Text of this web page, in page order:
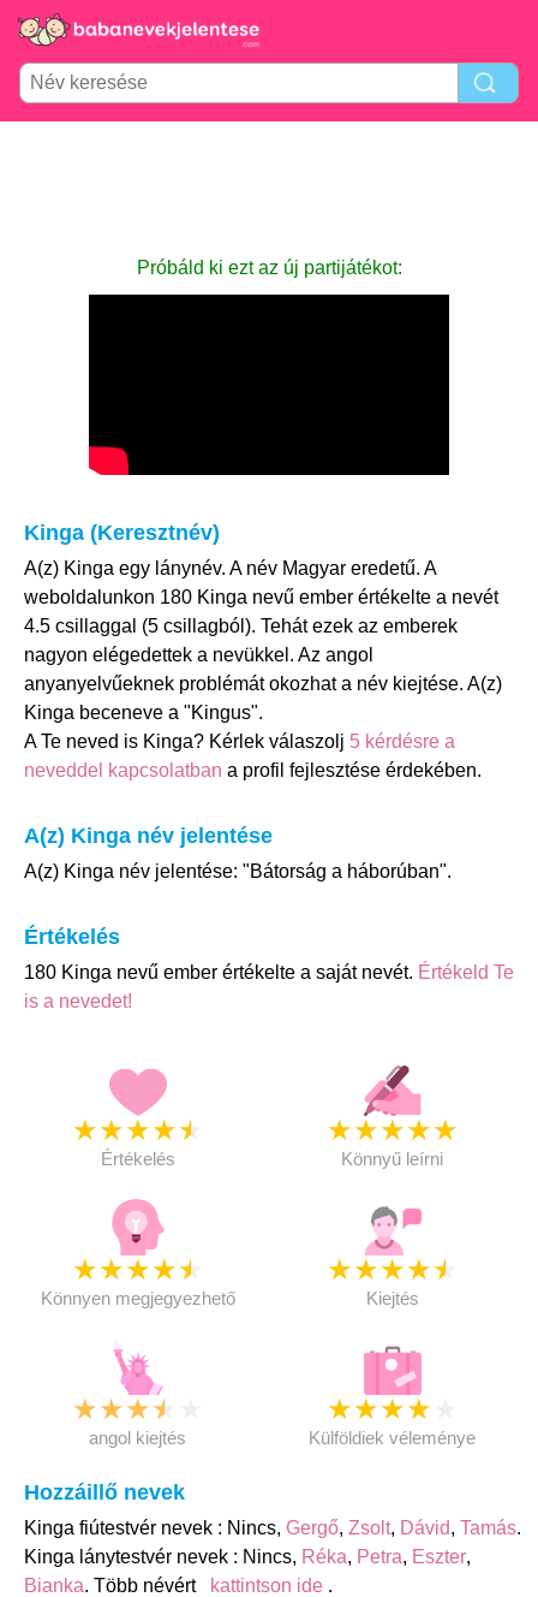
Próbáld ki ezt az új partijátékot:
Kinga (Keresztnév)
A(z) Kinga egy lánynév. A név Magyar eredetű. A
weboldalunkon 180 Kinga nevű ember értékelte a nevét
4.5 csillaggal (5 csillagból). Tehát ezek az emberek
nagyon elégedettek a nevükkel. Az angol
anyanyelvűeknek problémát okozhat a név kiejtése. A(z)
Kinga beceneve a "Kingus".
A Te neved is Kinga? Kérlek válaszolj 5 kérdésre a
neveddel kapcsolatban a profil fejlesztése érdekében.
A(z) Kinga név jelentése
A(z) Kinga név jelentése: "Bátorság a háborúban".
Értékelés
180 Kinga nevű ember értékelte a saját nevét. Értékeld Te
is a nevedet!
★★★★★
Értékelés
★★★★★
Könnyű leírni
★★★★★
Könnyen megjegyezhető
★★★★★
Kiejtés
★★★★
angol kiejtés
★★★★
Külföldiek véleménye
Hozzáillő nevek
Kinga fiútestvér nevek : Nincs, Gergő, Zsolt, Dávid, Tamás.
Kinga lánytestvér nevek : Nincs, Réka, Petra, Eszter,
Bianka. Több névért kattintson ide .